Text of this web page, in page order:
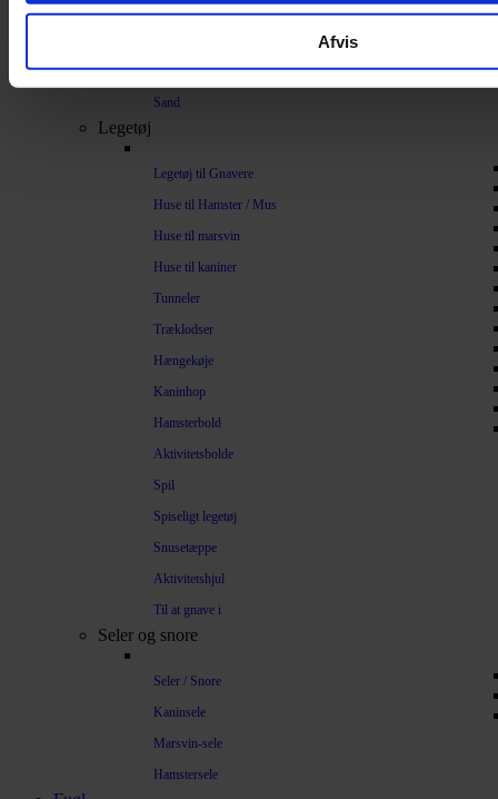
Afvis
Spelt
Vat
Sand
Legetøj
Legetøj til Gnavere
Huse til Hamster / Mus
Huse til marsvin
Huse til kaniner
Tunneler
Træklodser
Hængekøje
Kaninhop
Hamsterbold
Aktivitetsbolde
Spil
Spiseligt legetøj
Snusetæppe
Aktivitetshjul
Til at gnave i
Seler og snore
Seler / Snore
Kaninsele
Marsvin-sele
Hamstersele